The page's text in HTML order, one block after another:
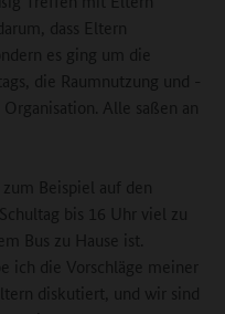
dass Eltern
es ging um die
die Raumnutzung und -
Alle saßen an
Beispiel auf den
bis 16 Uhr viel zu
Bus zu Hause ist.
ich die Vorschläge meiner
diskutiert, und wir sind